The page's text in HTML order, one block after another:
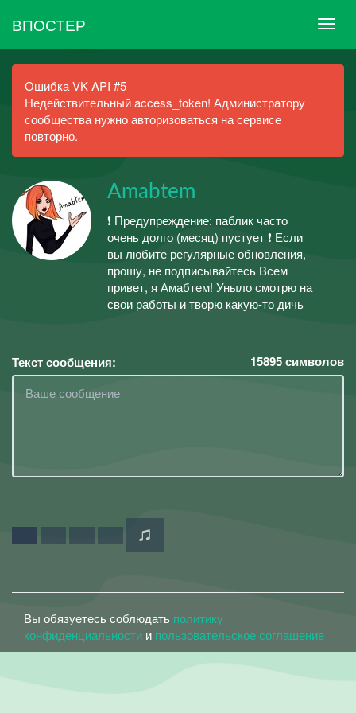
ВПОСТЕР
Ошибка VK API #5
Недействительный access_token! Администратору
сообщества нужно авторизоваться на сервисе
повторно.
Amabtem
❗ Предупреждение: паблик часто
очень долго (месяц) пустует ❗ Если
вы любите регулярные обновления,
прошу, не подписывайтесь Всем
привет, я Амабтем! Уныло смотрю на
свои работы и творю какую-то дичь
Текст сообщения: 15895символов
Вы обязуетесь соблюдать политику
конфиденциальности и пользовательское соглашение